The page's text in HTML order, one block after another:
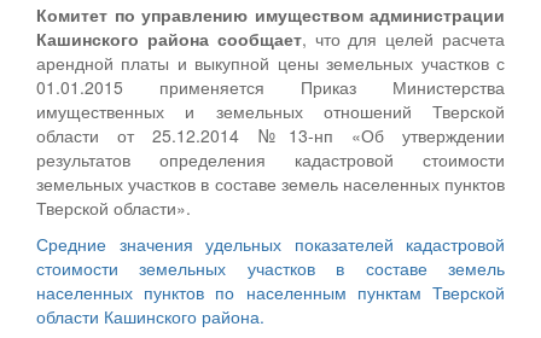
Комитет по управлению имуществом администрации
Кашинского района сообщает, что для целей расчета
арендной платы и выкупной цены земельных участков с
01.01.2015 применяется Приказ Министерства
имущественных и земельных отношений Тверской
области от 25.12.2014 №13-нп «Об утверждении
результатов определения кадастровой стоимости
земельных участков в составе земель населенных пунктов
Тверской области».
Средние значения удельных показателей кадастровой
стоимости земельных участков в составе земель
населенных пунктов по населенным пунктам Тверской
области Кашинского района.